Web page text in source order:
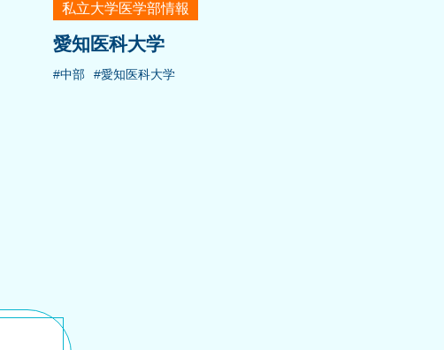
私立大学医学部情報
愛知医科大学
#中部 #愛知医科大学